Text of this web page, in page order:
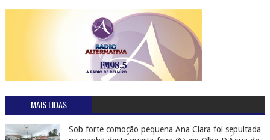
MAIS LIDAS
Sob forte comoção pequena Ana Clara foi sepultada